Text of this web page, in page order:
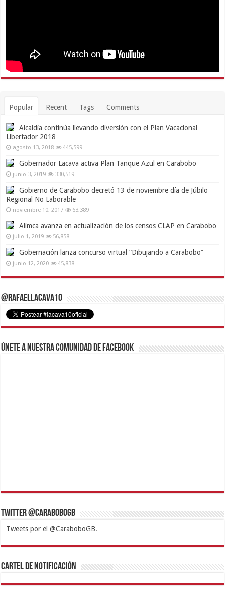
Popular Recent Tags Comments
Alcaldía continúa llevando diversión con el Plan Vacacional
Libertador 2018
agosto 13, 2018 445,599
Gobernador Lacava activa Plan Tanque Azul en Carabobo
junio 3, 2019 330,519
Gobierno de Carabobo decretó 13 de noviembre día de Júbilo
Regional No Laborable
noviembre 10, 2017 63,389
Alimca avanza en actualización de los censos CLAP en Carabobo
julio 1, 2019 56,858
Gobernación lanza concurso virtual “Dibujando a Carabobo”
junio 12, 2020 45,838
@RafaelLacava10
Únete a nuestra comunidad de Facebook
Twitter @CaraboboGB
Tweets por el @CaraboboGB.
1xbetBetturkeyBetistKralbetSupertotobetTipobetMatadorbetMariobet
https://mvbcasino.com/
Cartel de Notificación